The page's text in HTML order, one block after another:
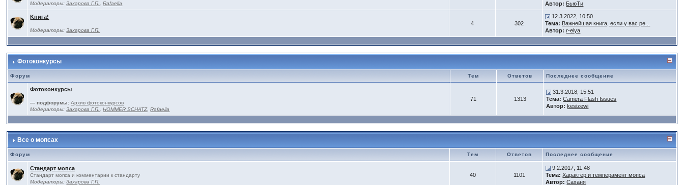
Модераторы:Захарова Г.П. ,Rafaella
Автор: БьюTи
Kнига!
Модераторы:Захарова Г.П.
4 302
12.3.2022, 10:50
Тема: Важнейшая книга, если у вас ре...
Автор: r-elya
Фотоконкурсы
Форум Тем Ответов Последнее сообщение
Фотоконкурсы
— подфорумы: Архив фотоконкурсов
Модераторы:Захарова Г.П. ,HOMMER SCHATZ,Rafaella
71 1313
31.3.2018, 15:51
Тема: Camera Flash Issues
Автор: kesizewi
Все о мопсах
Форум Тем Ответов Последнее сообщение
Стандарт мопса
Стандарт мопса и комментарии к стандарту
Модераторы:Захарова Г.П.
40 1101
9.2.2017, 11:48
Тема: Характер и темперамент мопса
Автор: Саханя